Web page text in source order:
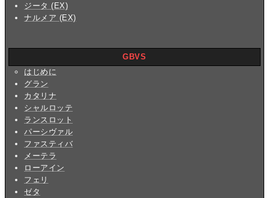
ジータ (EX)
ナルメア (EX)
GBVS
はじめに
グラン
カタリナ
シャルロッテ
ランスロット
パーシヴァル
ファスティバ
メーテラ
ローアイン
フェリ
ゼタ